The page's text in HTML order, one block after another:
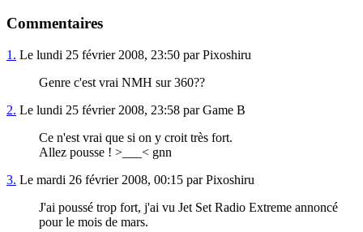
Commentaires
1. Le lundi 25 février 2008, 23:50 par Pixoshiru
Genre c'est vrai NMH sur 360??
2. Le lundi 25 février 2008, 23:58 par Game B
Ce n'est vrai que si on y croit très fort.
Allez pousse ! >___< gnn
3. Le mardi 26 février 2008, 00:15 par Pixoshiru
J'ai poussé trop fort, j'ai vu Jet Set Radio Extreme annoncé
pour le mois de mars.